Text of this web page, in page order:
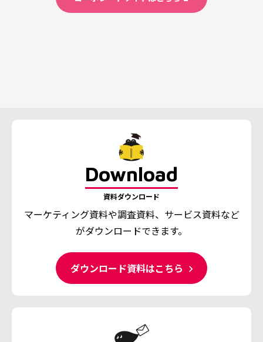
Download
資料ダウンロード
マーケティング資料や調査資料、 サービス資料など
がダウンロードできます。
ダウンロード資料はこちら